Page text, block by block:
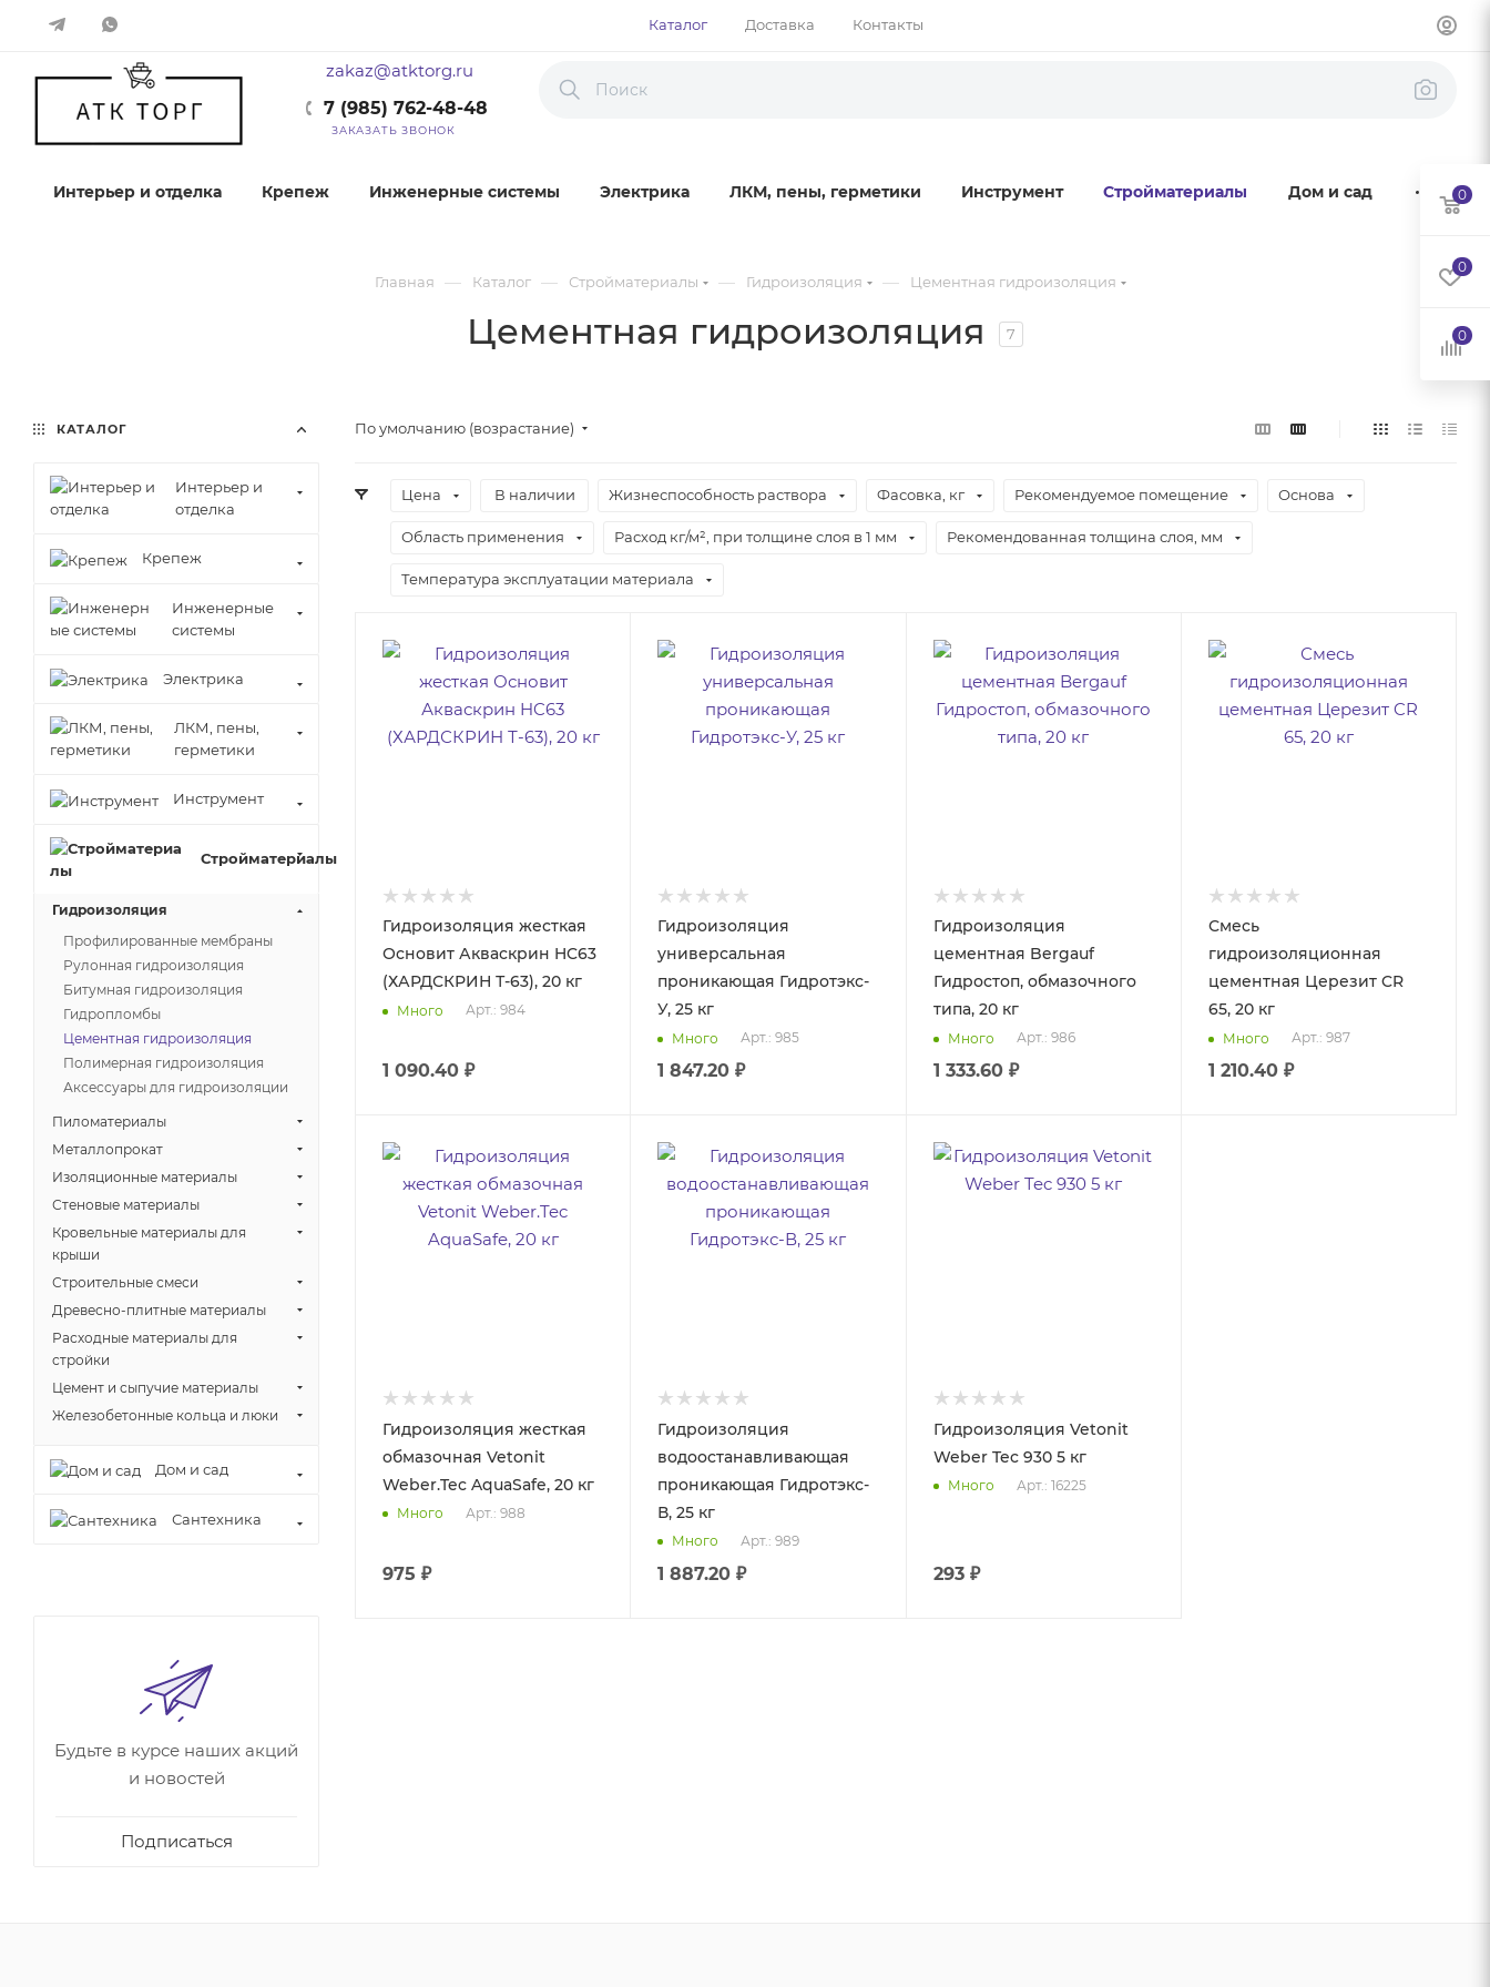
Каталог Доставка Контакты
zakaz@atktorg.ru
7 (985) 762-48-48
ЗАКАЗАТЬ ЗВОНОК
Интерьер и отделка Крепеж Инженерные системы Электрика ЛКМ, пены, герметики Инструмент Стройматериалы Дом и сад
Главная — Каталог — Стройматериалы — Гидроизоляция — Цементная гидроизоляция
Цементная гидроизоляция 7
По умолчанию (возрастание)
Цена В наличии Жизнеспособность раствора Фасовка, кг Рекомендуемое помещение Основа
Область применения Расход кг/м², при толщине слоя в 1 мм Рекомендованная толщина слоя, мм
Температура эксплуатации материала
Гидроизоляция жесткая
Основит Акваскрин HC63
(ХАРДСКРИН Т-63), 20 кг
Много Арт.: 984
1 090.40 ₽
Гидроизоляция
универсальная
проникающая Гидротэкс-
У, 25 кг
Много Арт.: 985
1 847.20 ₽
Гидроизоляция
цементная Bergauf
Гидростоп, обмазочного
типа, 20 кг
Много Арт.: 986
1 333.60₽
Смесь
гидроизоляционная
цементная Церезит CR
65, 20 кг
Много Арт.: 987
1 210.40₽
Гидроизоляция жесткая
обмазочная Vetonit
Weber.Tec AquaSafe, 20 кг
Много Арт.: 988
975 ₽
Гидроизоляция
водоостанавливающая
проникающая Гидротэкс-
В, 25 кг
Много Арт.: 989
1 887.20 ₽
Гидроизоляция Vetonit
Weber Tec 930 5 кг
Много Арт.: 16225
293₽
КАТАЛОГ
Интерьер и
отделка
Крепеж
Инженерные
системы
Электрика
ЛКМ, пены,
герметики
Инструмент
Стройматериалы
Гидроизоляция
Профилированные мембраны
Рулонная гидроизоляция
Битумная гидроизоляция
Гидропломбы
Цементная гидроизоляция
Полимерная гидроизоляция
Аксессуары для гидроизоляции
Пиломатериалы
Металлопрокат
Изоляционные материалы
Стеновые материалы
Кровельные материалы для
крыши
Строительные смеси
Древесно-плитные материалы
Расходные материалы для
стройки
Цемент и сыпучие материалы
Железобетонные кольца и люки
Дом и сад
Сантехника
Будьте в курсе наших акций
и новостей
Подписаться
0
0
0